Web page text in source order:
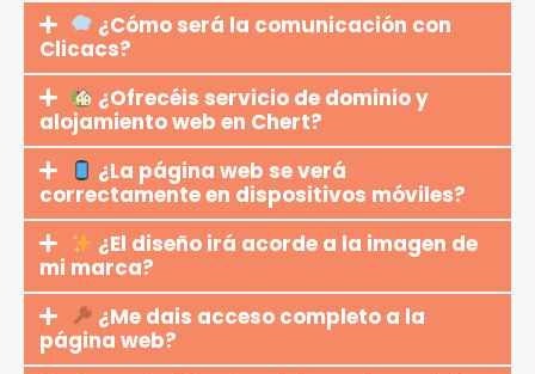
¿Cómo será la comunicación con
Clicacs?
¿Ofrecéis servicio de dominio y
alojamiento web en Chert?
¿La página web se verá
correctamente en dispositivos móviles?
¿El diseño irá acorde a la imagen de
mi marca?
¿Me dais acceso completo a la
página web?